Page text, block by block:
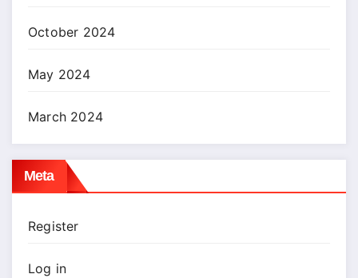
October 2024
May 2024
March 2024
Meta
Register
Log in